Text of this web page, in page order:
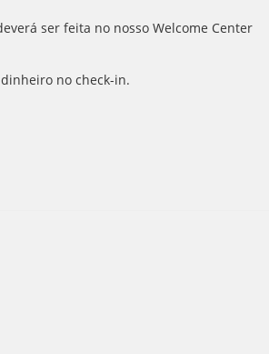
ser feita no nosso Welcome Center
no check-in.